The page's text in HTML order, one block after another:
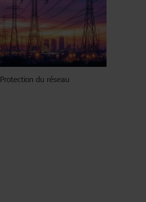
Protection du réseau